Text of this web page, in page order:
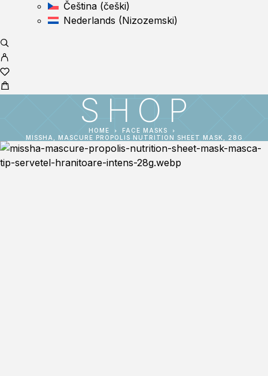
Čeština (češki)
Nederlands (Nizozemski)
SHOP
HOME
FACE MASKS
MISSHA, MASCURE PROPOLIS NUTRITION SHEET MASK, 28G